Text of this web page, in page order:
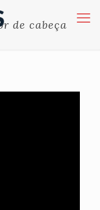
de cabeça